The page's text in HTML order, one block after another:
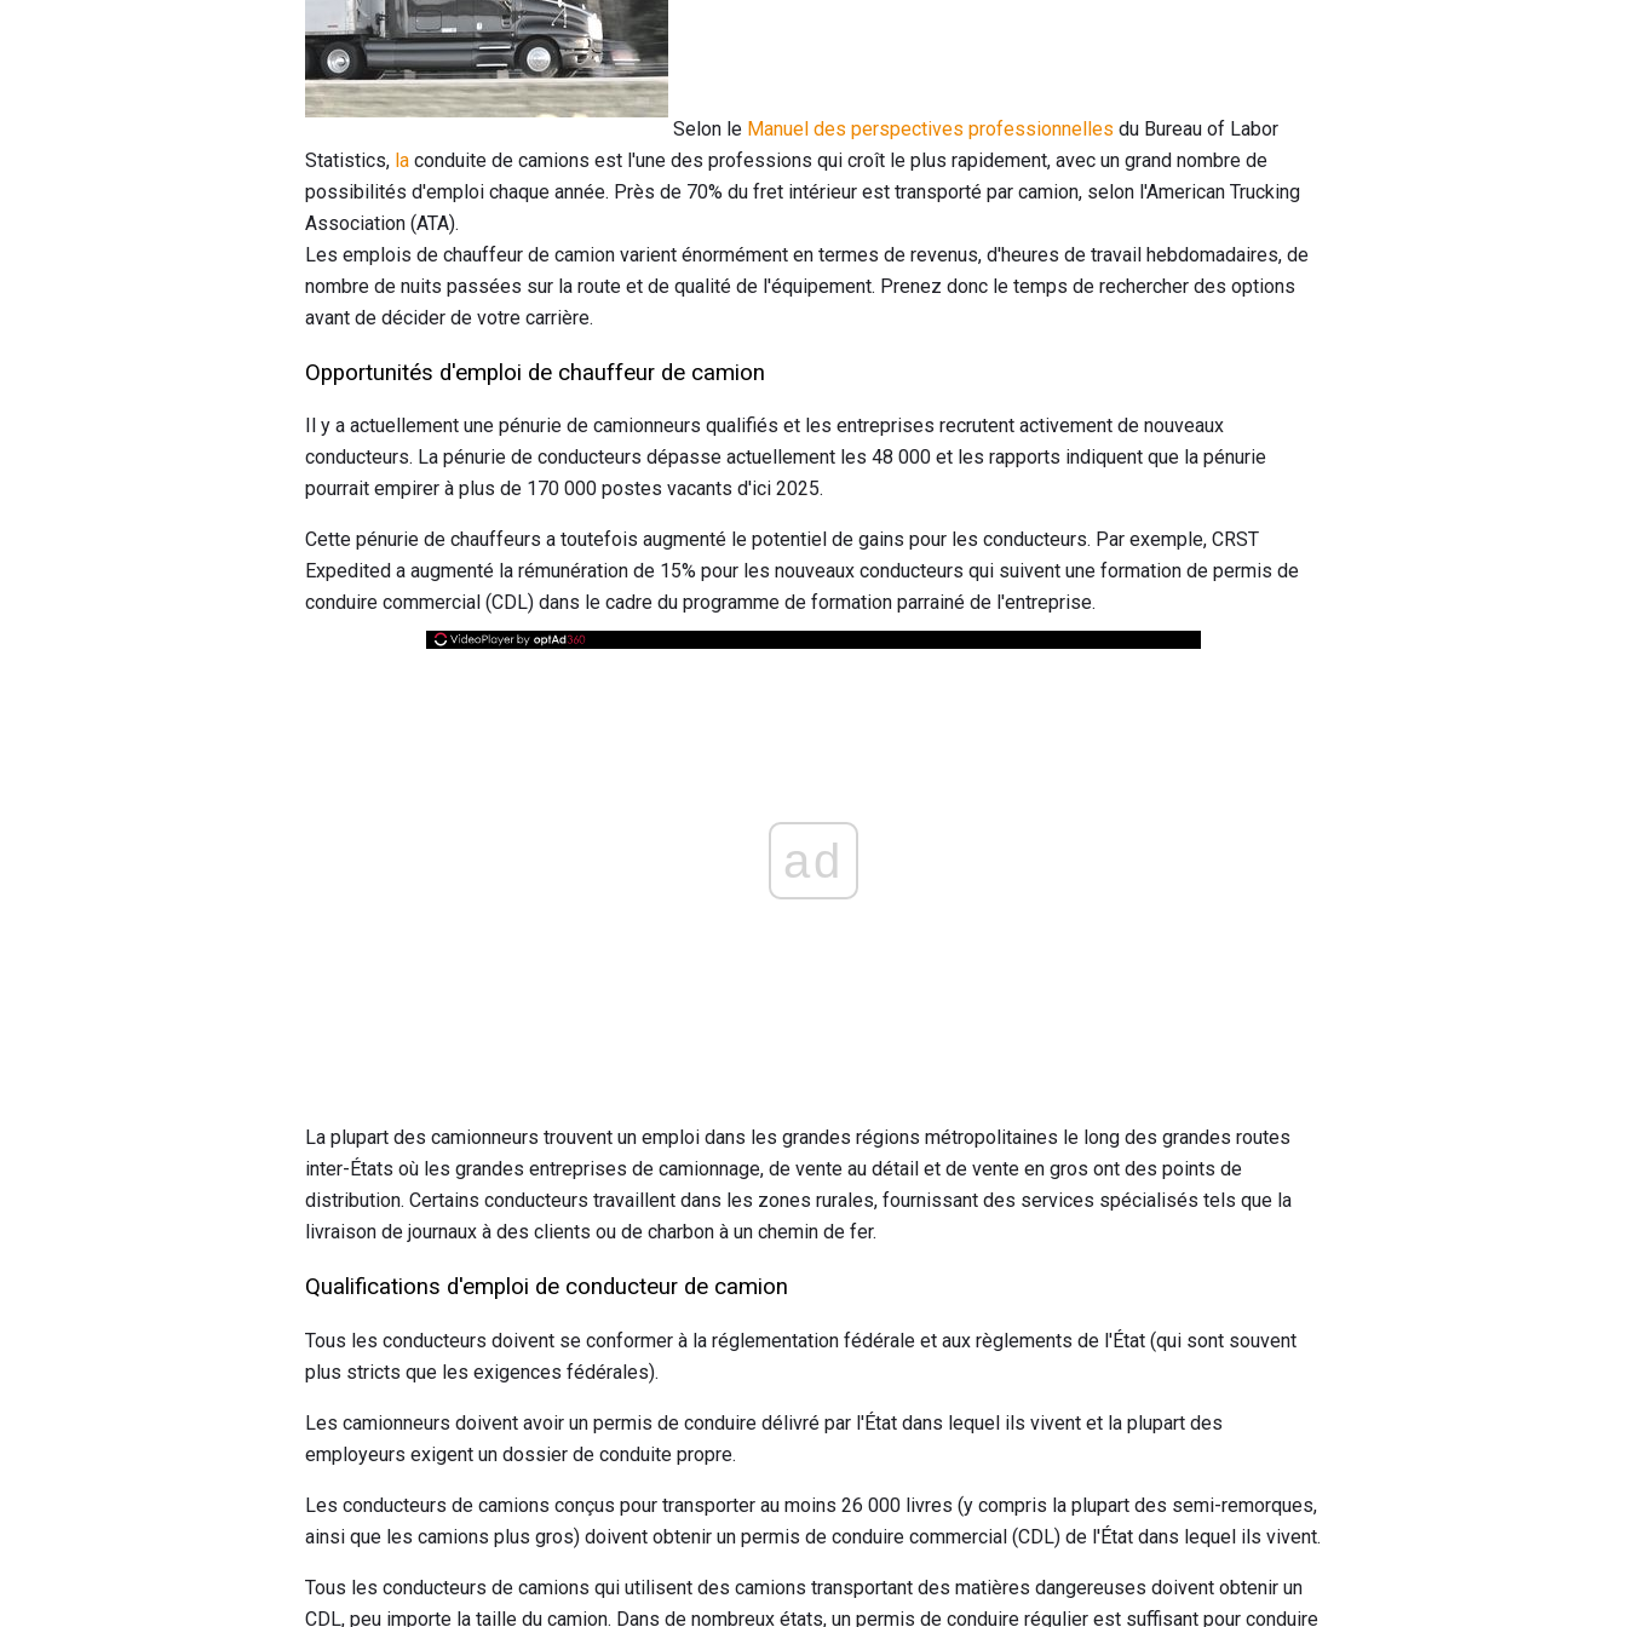
Selon le Manuel des perspectives professionnelles du Bureau of Labor
Statistics, la conduite de camions est l'une des professions qui croît le plus rapidement, avec un grand nombre de
possibilités d'emploi chaque année. Près de 70% du fret intérieur est transporté par camion, selon l'American Trucking
Association (ATA).
Les emplois de chauffeur de camion varient énormément en termes de revenus, d'heures de travail hebdomadaires, de
nombre de nuits passées sur la route et de qualité de l'équipement. Prenez donc le temps de rechercher des options
avant de décider de votre carrière.
Opportunités d'emploi de chauffeur de camion
Il y a actuellement une pénurie de camionneurs qualifiés et les entreprises recrutent activement de nouveaux
conducteurs. La pénurie de conducteurs dépasse actuellement les 48 000 et les rapports indiquent que la pénurie
pourrait empirer à plus de 170 000 postes vacants d'ici 2025.
Cette pénurie de chauffeurs a toutefois augmenté le potentiel de gains pour les conducteurs. Par exemple, CRST
Expedited a augmenté la rémunération de 15% pour les nouveaux conducteurs qui suivent une formation de permis de
conduire commercial (CDL) dans le cadre du programme de formation parrainé de l'entreprise.
ad
La plupart des camionneurs trouvent un emploi dans les grandes régions métropolitaines le long des grandes routes
inter-États où les grandes entreprises de camionnage, de vente au détail et de vente en gros ont des points de
distribution. Certains conducteurs travaillent dans les zones rurales, fournissant des services spécialisés tels que la
livraison de journaux à des clients ou de charbon à un chemin de fer.
Qualifications d'emploi de conducteur de camion
Tous les conducteurs doivent se conformer à la réglementation fédérale et aux règlements de l'État (qui sont souvent
plus stricts que les exigences fédérales).
Les camionneurs doivent avoir un permis de conduire délivré par l'État dans lequel ils vivent et la plupart des
employeurs exigent un dossier de conduite propre.
Les conducteurs de camions conçus pour transporter au moins 26 000 livres (y compris la plupart des semi-remorques,
ainsi que les camions plus gros) doivent obtenir un permis de conduire commercial (CDL) de l'État dans lequel ils vivent.
Tous les conducteurs de camions qui utilisent des camions transportant des matières dangereuses doivent obtenir un
CDL, peu importe la taille du camion. Dans de nombreux états, un permis de conduire régulier est suffisant pour conduire